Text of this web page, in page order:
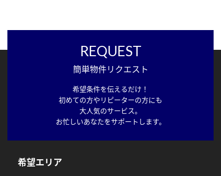
REQUEST
簡単物件リクエスト
希望条件を伝えるだけ！
初めての方やリピーターの方にも
大人気のサービス。
お忙しいあなたをサポートします。
希望エリア